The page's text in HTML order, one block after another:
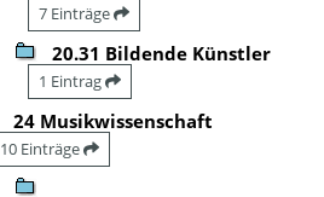
7 Einträge
20.31 Bildende Künstler
1 Eintrag
24 Musikwissenschaft
10 Einträge